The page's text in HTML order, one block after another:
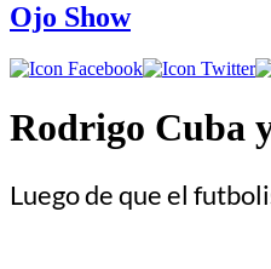
Ojo Show
Rodrigo Cuba
Luego de que el